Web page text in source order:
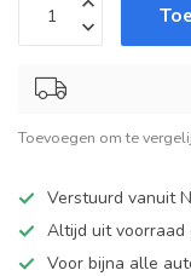
Toevoegen om te
Verstuurd vanuit
Altijd uit voorraad
Voor bijna alle